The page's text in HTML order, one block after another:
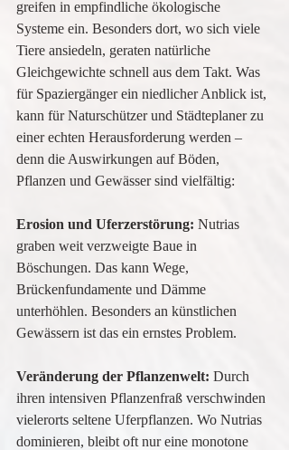
greifen in empfindliche ökologische
Systeme ein. Besonders dort, wo sich viele
Tiere ansiedeln, geraten natürliche
Gleichgewichte schnell aus dem Takt. Was
für Spaziergänger ein niedlicher Anblick ist,
kann für Naturschützer und Städteplaner zu
einer echten Herausforderung werden –
denn die Auswirkungen auf Böden,
Pflanzen und Gewässer sind vielfältig:
Erosion und Uferzerstörung: Nutrias
graben weit verzweigte Baue in
Böschungen. Das kann Wege,
Brückenfundamente und Dämme
unterhöhlen. Besonders an künstlichen
Gewässern ist das ein ernstes Problem.
Veränderung der Pflanzenwelt: Durch
ihren intensiven Pflanzenfraß verschwinden
vielerorts seltene Uferpflanzen. Wo Nutrias
dominieren, bleibt oft nur eine monotone